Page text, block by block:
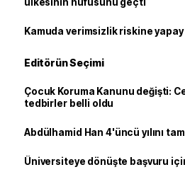
Kamuda verimsizlik riskine
Editörün Seçimi
Çocuk Koruma Kanunu değişti:
tedbirler belli oldu
Abdülhamid Han 4'üncü yılını
Üniversiteye dönüşte başvuru